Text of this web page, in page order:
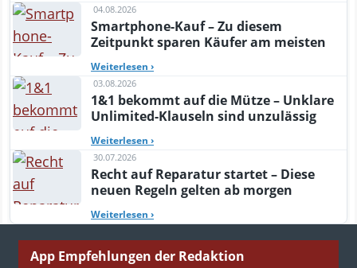
04.08.2026
Smartphone-Kauf – Zu diesem
Zeitpunkt sparen Käufer am meisten
Weiterlesen ›
03.08.2026
1&1 bekommt auf die Mütze – Unklare
Unlimited-Klauseln sind unzulässig
Weiterlesen ›
30.07.2026
Recht auf Reparatur startet – Diese
neuen Regeln gelten ab morgen
Weiterlesen ›
App Empfehlungen der Redaktion